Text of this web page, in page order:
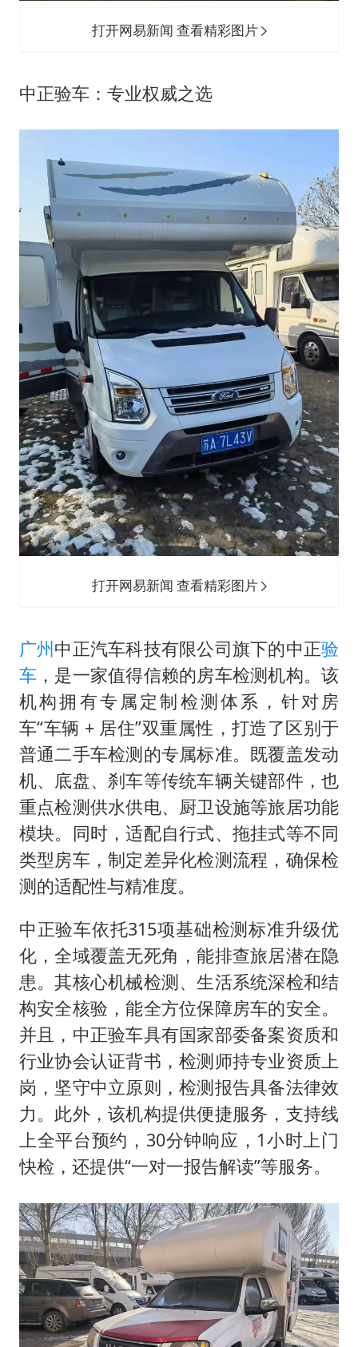
打开网易新闻 查看精彩图片
中正验车：专业权威之选
打开网易新闻 查看精彩图片
广州中正汽车科技有限公司旗下的中正验
车 ，是一家值得信赖的房车检测机构。该
机构拥有专属定制检测体系，针对房
车“车辆 + 居住”双重属性，打造了区别于
普通二手车检测的专属标准。既覆盖发动
机、底盘、刹车等传统车辆关键部件，也
重点检测供水供电、厨卫设施等旅居功能
模块。同时，适配自行式、拖挂式等不同
类型房车，制定差异化检测流程，确保检
测的适配性与精准度。
中正验车依托315项基础检测标准升级优
化，全域覆盖无死角，能排查旅居潜在隐
患。其核心机械检测、生活系统深检和结
构安全核验，能全方位保障房车的安全。
并且，中正验车具有国家部委备案资质和
行业协会认证背书，检测师持专业资质上
岗，坚守中立原则，检测报告具备法律效
力。此外，该机构提供便捷服务，支持线
上全平台预约，30分钟响应，1小时上门
快检，还提供“一对一报告解读”等服务。